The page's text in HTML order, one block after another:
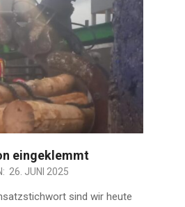
eingeklemmt
26. JUNI 2025
sind wir heute